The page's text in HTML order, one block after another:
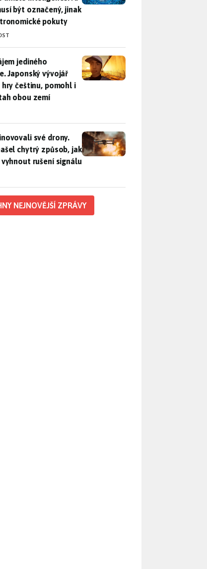
být označený, jinak
pokuty
jediného uživatele. Japonský vývojář přidá do hry
jediného
Japonský vývojář
hry češtinu, pomohl i
obou zemí
své drony. Expert našel chytrý způsob, jak se
své drony.
chytrý způsob, jak
vyhnout rušení signálu
NEJNOVĚJŠÍ ZPRÁVY